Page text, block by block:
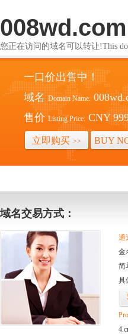
008wd.com
您正在访问的域名可以转让!This
一口价出售中！
域名 Domain Name:
售价 Listing Price: CNY
立即购买 >> BUY
域名交易方式：
通
金
简
具